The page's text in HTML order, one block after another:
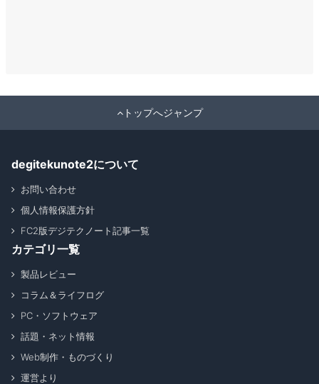
トップへジャンプ
degitekunote2について
お問い合わせ
個人情報保護方針
FC2版デジテクノート記事一覧
カテゴリ一覧
製品レビュー
コラム＆ライフログ
PC・ソフトウェア
話題・ネット情報
Web制作・ものづくり
運営より